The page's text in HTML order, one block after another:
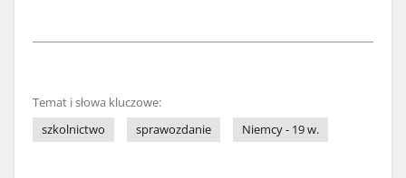
Temat i słowa kluczowe:
szkolnictwo
sprawozdanie Niemcy - 19 w.